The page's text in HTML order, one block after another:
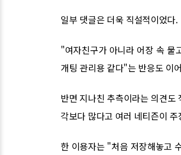
일부 댓글은 더욱 직설적이었다.
"여자친구가 아니라 어장 속
개팅 관리용 같다"는 반응도 이
반면 지나친 추측이라는 의견도
각보다 많다고 여러 네티즌이 주
한 이용자는 "처음 저장해놓고